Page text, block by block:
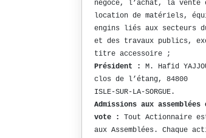
négoce, l’achat, la
location de matériels,
engins liés aux secteurs
et des travaux publics,
titre accessoire ;
Président :
M. Hafid
clos de l’étang, 84800
ISLE-SUR-LA-SORGUE.
Admissions aux
vote : Tout Actionnaire
aux Assemblées. Chaque